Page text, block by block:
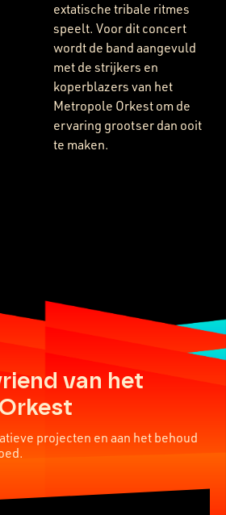
extatische tribale ritmes
speelt. Voor dit concert
wordt de band aangevuld
met de strijkers en
koperblazers van het
Metropole Orkest om de
ervaring grootser dan ooit
te maken.
van het
projecten en aan het behoud